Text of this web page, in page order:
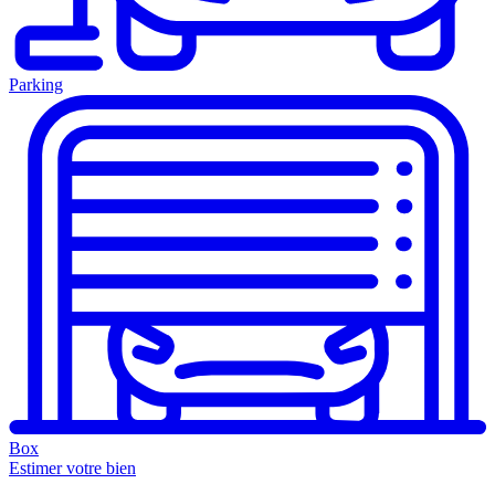
Parking
Box
Estimer votre bien